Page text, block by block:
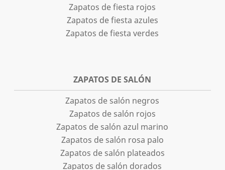
Zapatos de fiesta rojos
Zapatos de fiesta azules
Zapatos de fiesta verdes
ZAPATOS DE SALÓN
Zapatos de salón negros
Zapatos de salón rojos
Zapatos de salón azul marino
Zapatos de salón rosa palo
Zapatos de salón plateados
Zapatos de salón dorados